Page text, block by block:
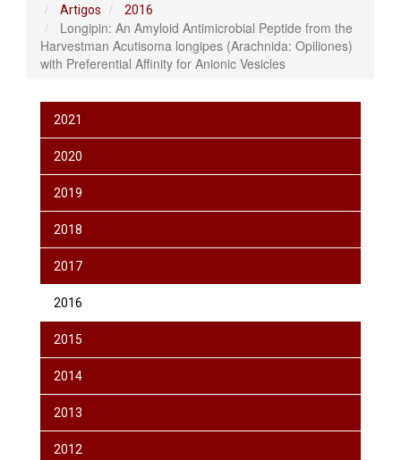
Artigos 2016
Longipin: An Amyloid Antimicrobial Peptide from the
Harvestman Acutisoma longipes (Arachnida: Opiliones)
with Preferential Affinity for Anionic Vesicles
2021
2020
2019
2018
2017
2016
2015
2014
2013
2012